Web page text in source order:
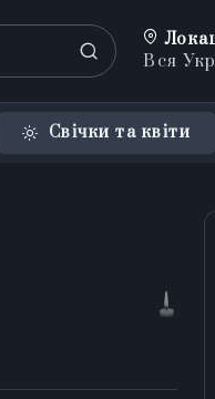
Вся
Свічки та квіти